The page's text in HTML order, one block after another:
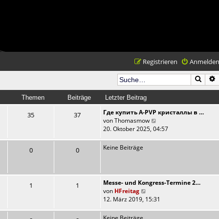
Anmelden
Registrieren
Themen Beiträge Letzter Beitrag
35 37
Где купить A-PVP кристаллы в …
vonThomasmow
e
B
i
t
20. Oktober 2025, 04:57
0 0 Keine Beiträge
1 1
Messe- und Kongress-Termine 2…
von HFreitag
e
12. März 2019, 15:31